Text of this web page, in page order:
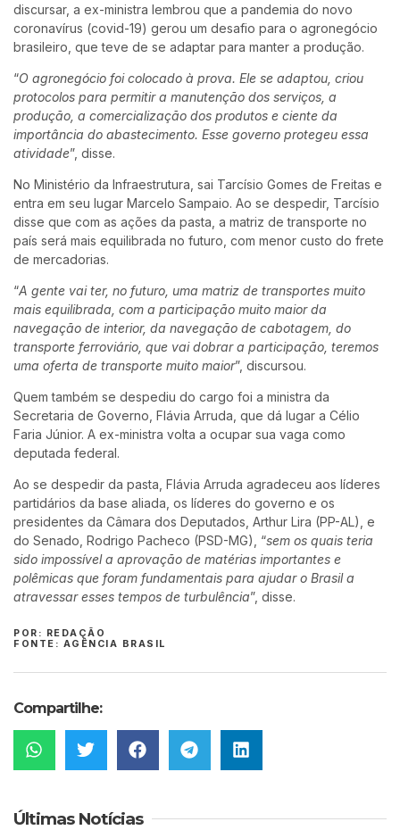
discursar, a ex-ministra lembrou que a pandemia do novo
coronavírus (covid-19) gerou um desafio para o agronegócio
brasileiro, que teve de se adaptar para manter a produção.
“O agronegócio foi colocado à prova. Ele se adaptou, criou
protocolos para permitir a manutenção dos serviços, a
produção, a comercialização dos produtos e ciente da
importância do abastecimento. Esse governo protegeu essa
atividade”, disse.
No Ministério da Infraestrutura, sai Tarcísio Gomes de Freitas e
entra em seu lugar Marcelo Sampaio. Ao se despedir, Tarcísio
disse que com as ações da pasta, a matriz de transporte no
país será mais equilibrada no futuro, com menor custo do frete
de mercadorias.
“A gente vai ter, no futuro, uma matriz de transportes muito
mais equilibrada, com a participação muito maior da
navegação de interior, da navegação de cabotagem, do
transporte ferroviário, que vai dobrar a participação, teremos
uma oferta de transporte muito maior”, discursou.
Quem também se despediu do cargo foi a ministra da
Secretaria de Governo, Flávia Arruda, que dá lugar a Célio
Faria Júnior. A ex-ministra volta a ocupar sua vaga como
deputada federal.
Ao se despedir da pasta, Flávia Arruda agradeceu aos líderes
partidários da base aliada, os líderes do governo e os
presidentes da Câmara dos Deputados, Arthur Lira (PP-AL), e
do Senado, Rodrigo Pacheco (PSD-MG), “sem os quais teria
sido impossível a aprovação de matérias importantes e
polêmicas que foram fundamentais para ajudar o Brasil a
atravessar esses tempos de turbulência”, disse.
POR: REDAÇÃO
FONTE: AGÊNCIA BRASIL
Compartilhe:
Últimas Notícias